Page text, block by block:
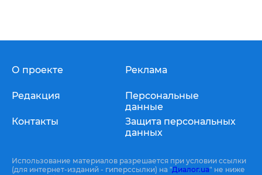
О проекте
Редакция
Контакты
Реклама
Персональные
данные
Защита персональных
данных
Использование материалов разрешается при условии ссылки
(для интернет-изданий - гиперссылки) на "Диалог.ua" не ниже